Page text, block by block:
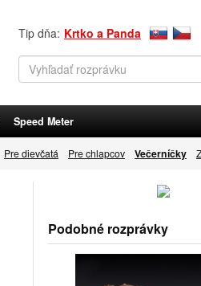
Tip dňa: Krtko a Panda
Speed Meter
Pre dievčatá Pre chlapcov Večerníčky
Podobné rozprávky